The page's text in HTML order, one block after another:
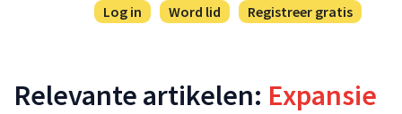
Registreer gratis
Log in
Word lid
Relevante artikelen: Expansie